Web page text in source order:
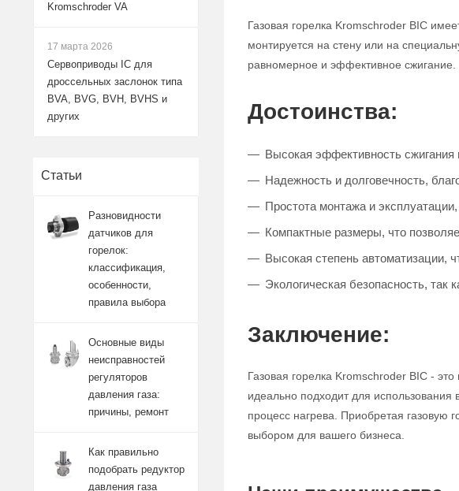
Газовая горелка Kromschroder BIC
монтируется на стену или на
равномерное и эффективное сжигание.
Достоинства:
Высокая эффективность сжигания
Надежность и долговечность,
Простота монтажа и
Компактные размеры, что
Высокая степень автоматизации,
Экологическая безопасность, так
Заключение:
Газовая горелка Kromschroder BIC -
идеально подходит для
процесс нагрева. Приобретая газовую
выбором для вашего бизнеса.
Kromschroder VA
17 марта 2026
Сервоприводы IC для
дроссельных заслонок типа
BVA, BVG, BVH, BVHS и
других
Статьи
Разновидности
датчиков для
горелок:
классификация,
особенности,
правила выбора
Основные виды
неисправностей
регуляторов
давления газа:
причины, ремонт
Как правильно
подобрать редуктор
давления газа